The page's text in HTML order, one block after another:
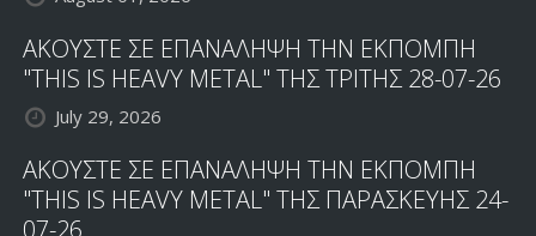
ΑΚΟΥΣΤΕ ΣΕ ΕΠΑΝΑΛΗΨΗ ΤΗΝ ΕΚΠΟΜΠΗ
"THIS IS HEAVY METAL" ΤΗΣ ΤΡΙΤΗΣ 28-07-26
July 29, 2026
ΑΚΟΥΣΤΕ ΣΕ ΕΠΑΝΑΛΗΨΗ ΤΗΝ ΕΚΠΟΜΠΗ
"THIS IS HEAVY METAL" ΤΗΣ ΠΑΡΑΣΚΕΥΗΣ 24-
07-26